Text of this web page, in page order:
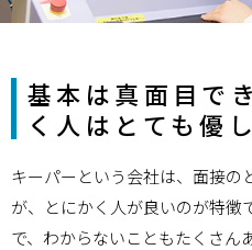
基本は真面目で
く人はとても優
キーパーという会社は、面接の
が、とにかく人が良いのが特徴
で、わからないこともたくさん